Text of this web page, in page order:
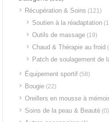
Récupération & Soins (121)
Soutien à la réadaptation
Outils de massage (19)
Chaud & Thérapie au froid
Patch de soulagement de
Équipement sportif (58)
Bougie (22)
Oreillers en mousse à
Soins de la peau & Beauté (0)